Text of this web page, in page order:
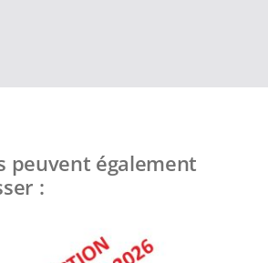
peuvent également
: